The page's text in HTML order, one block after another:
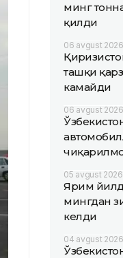
минг
қилди
06 avgust
ташқи
камайди
06 avgust
05 avgust 2026,
Ярим
мингдан
келди
04 avgust